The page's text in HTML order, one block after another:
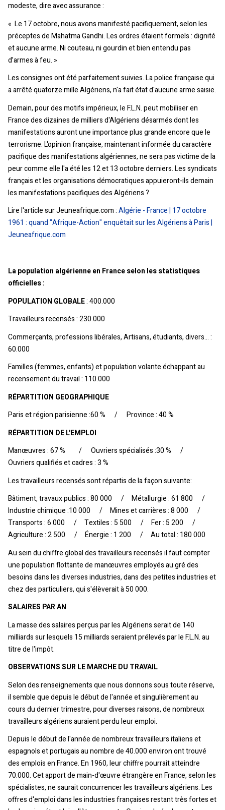
modeste, dire avec assurance :
« Le 17 octobre, nous avons manifesté pacifiquement, selon les
préceptes de Mahatma Gandhi. Les ordres étaient formels : dignité
et aucune arme. Ni couteau, ni gourdin et bien entendu pas
d’armes à feu. »
Les consignes ont été parfaitement suivies. La police française qui
a arrêté quatorze mille Algériens, n'a fait état d'aucune arme saisie.
Demain, pour des motifs impérieux, le F.L.N. peut mobiliser en
France des dizaines de milliers d'Algériens désarmés dont les
manifestations auront une importance plus grande encore que le
terrorisme. L'opinion française, maintenant informée du caractère
pacifique des manifestations algériennes, ne sera pas victime de la
peur comme elle l'a été les 12 et 13 octobre derniers. Les syndicats
français et les organisations démocratiques appuieront-ils demain
les manifestations pacifiques des Algériens ?
Lire l'article sur Jeuneafrique.com :Algérie - France | 17 octobre
1961 : quand "Afrique-Action" enquêtait sur les Algériens à Paris |
Jeuneafrique.com
La population algérienne en France selon les statistiques
officielles :
POPULATION GLOBALE: 400.000
Travailleurs recensés : 230.000
Commerçants, professions libérales, Artisans, étudiants, divers… :
60.000
Familles (femmes, enfants) et population volante échappant au
recensement du travail : 110.000
RÉPARTITION GEOGRAPHIQUE
Paris et région parisienne :60 % / Province : 40 %
RÉPARTITION DE L'EMPLOI
Manœuvres : 67 % / Ouvriers spécialisés :30 % /
Ouvriers qualifiés et cadres : 3 %
Les travailleurs recensés sont répartis de la façon suivante:
Bâtiment, travaux publics : 80 000 / Métallurgie : 61 800 /
Industrie chimique :10 000 / Mines et carrières : 8 000 /
Transports : 6 000 / Textiles : 5 500 / Fer : 5 200 /
Agriculture : 2 500 / Énergie : 1 200 / Au total : 180 000
Au sein du chiffre global des travailleurs recensés il faut compter
une population flottante de manœuvres employés au gré des
besoins dans les diverses industries, dans des petites industries et
chez des particuliers, qui s'élèverait à 50 000.
SALAIRES PAR AN
La masse des salaires perçus par les Algériens serait de 140
milliards sur lesquels 15 milliards seraient prélevés par le F.L.N. au
titre de l'impôt.
OBSERVATIONS SUR LE MARCHE DU TRAVAIL
Selon des renseignements que nous donnons sous toute réserve,
il semble que depuis le début de l'année et singulièrement au
cours du dernier trimestre, pour diverses raisons, de nombreux
travailleurs algériens auraient perdu leur emploi.
Depuis le début de l'année de nombreux travailleurs italiens et
espagnols et portugais au nombre de 40.000 environ ont trouvé
des emplois en France. En 1960, leur chiffre pourrait atteindre
70.000. Cet apport de main-d'œuvre étrangère en France, selon les
spécialistes, ne saurait concurrencer les travailleurs algériens. Les
offres d'emploi dans les industries françaises restant très fortes et